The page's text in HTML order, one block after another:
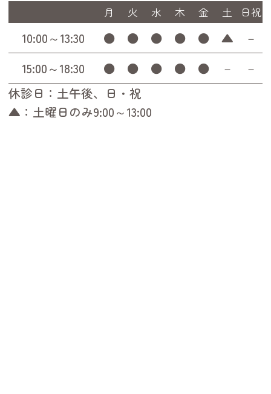
月 火 水 木 金 土 日祝
10:00～13:30 ● ● ● ● ● ▲
－
15:00～18:30
● ● ● ● ● －
－
休診日：土午後、日・祝
▲：土曜日のみ9:00～13:00